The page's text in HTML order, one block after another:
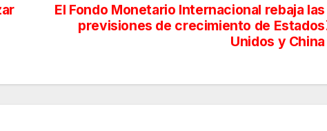
El Fondo Monetario Internacional rebaja las
previsiones de crecimiento de Estados
Unidos y China